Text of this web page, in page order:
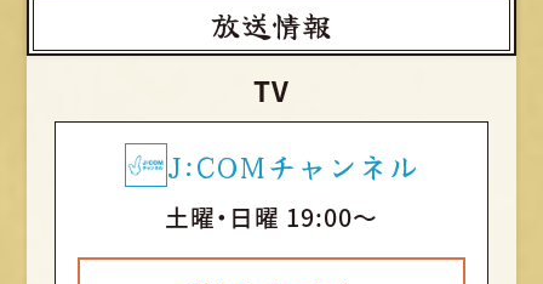
放送情報
TV
J:COMチャンネル
土曜・日曜 19:00～